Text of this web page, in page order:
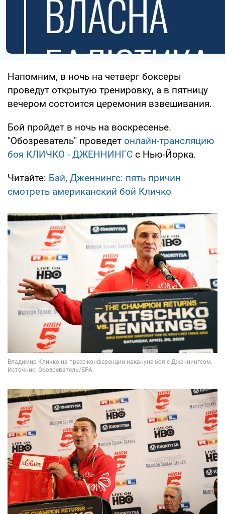
Напомним, в ночь на четверг боксеры
проведут открытую тренировку, а в пятницу
вечером состоится церемония взвешивания.
Бой пройдет в ночь на воскресенье.
"Обозреватель" проведет онлайн-трансляцию
боя КЛИЧКО - ДЖЕННИНГС с Нью-Йорка.
Читайте: Бай, Дженнингс: пять причин
смотреть американский бой Кличко